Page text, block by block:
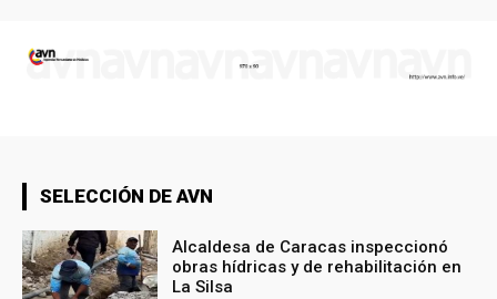
SELECCIÓN DE AVN
Alcaldesa de Caracas inspeccionó
obras hídricas y de rehabilitación en
La Silsa